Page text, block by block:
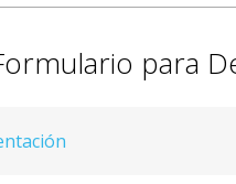
para